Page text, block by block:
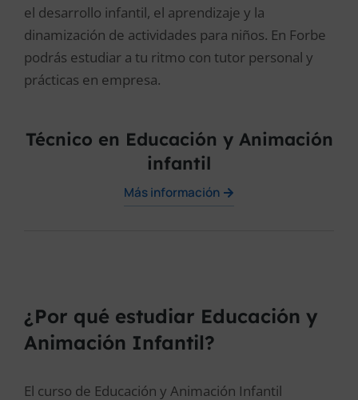
el desarrollo infantil, el aprendizaje y la
dinamización de actividades para niños. En Forbe
podrás estudiar a tu ritmo con tutor personal y
prácticas en empresa.
Técnico en Educación y Animación
infantil
Más información
¿Por qué estudiar Educación y
Animación Infantil?
El curso de Educación y Animación Infantil